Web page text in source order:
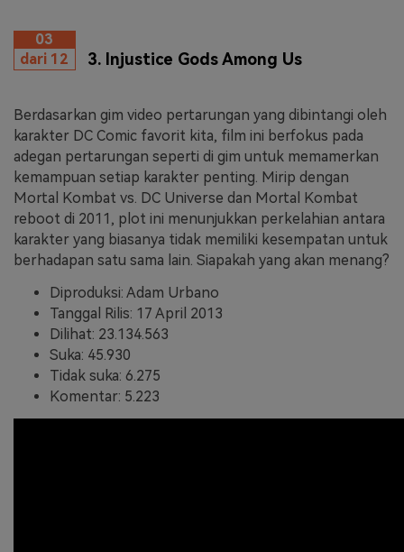
03
dari 12
3. Injustice Gods Among Us
Berdasarkan gim video pertarungan yang dibintangi oleh
karakter DC Comic favorit kita, film ini berfokus pada
adegan pertarungan seperti di gim untuk memamerkan
kemampuan setiap karakter penting. Mirip dengan
Mortal Kombat vs. DC Universe dan Mortal Kombat
reboot di 2011, plot ini menunjukkan perkelahian antara
karakter yang biasanya tidak memiliki kesempatan untuk
berhadapan satu sama lain. Siapakah yang akan menang?
Diproduksi: Adam Urbano
Tanggal Rilis: 17 April 2013
Dilihat: 23.134.563
Suka: 45.930
Tidak suka: 6.275
Komentar: 5.223